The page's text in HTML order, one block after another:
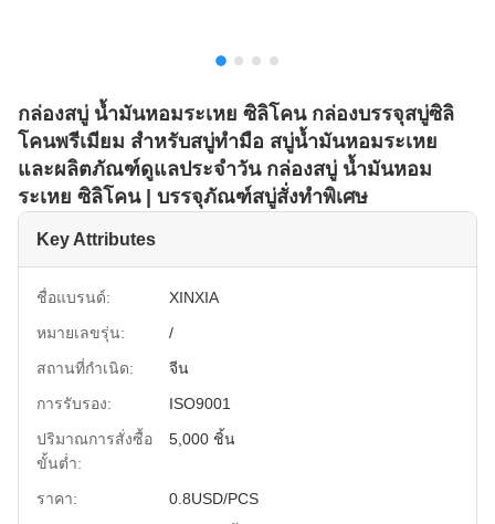
กล่องสบู่ น้ำมันหอมระเหย ซิลิโคน กล่องบรรจุสบู่ซิลิ
โคนพรีเมียม สำหรับสบู่ทำมือ สบู่น้ำมันหอมระเหย
และผลิตภัณฑ์ดูแลประจำวัน กล่องสบู่ น้ำมันหอม
ระเหย ซิลิโคน | บรรจุภัณฑ์สบู่สั่งทำพิเศษ
Key Attributes
ชื่อแบรนด์:
XINXIA
หมายเลขรุ่น:
/
สถานที่กำเนิด:
จีน
การรับรอง:
ISO9001
ปริมาณการสั่งซื้อ
ขั้นต่ำ:
5,000 ชิ้น
ราคา:
0.8USD/PCS